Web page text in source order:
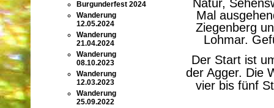
Burgunderfest 2024
Wanderung
12.05.2024
Wanderung
21.04.2024
Wanderung
08.10.2023
Wanderung
12.03.2023
Wanderung
25.09.2022
Natur,
Mal
Ziegenberg
Lohmar.
Der Start ist
der Agger. Die
vier bis fünf